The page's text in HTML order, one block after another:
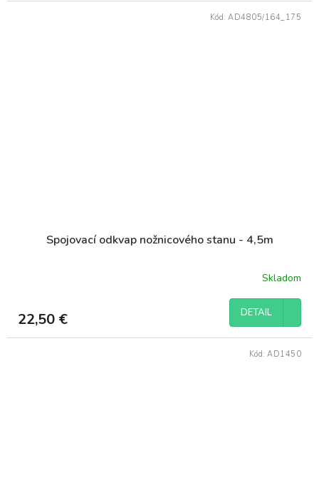
Spojovací odkvap nožnicového stanu - 4,5m
Skladom
22,50 € DETAIL
Kód: AD4805/164_175
Kód: AD1450